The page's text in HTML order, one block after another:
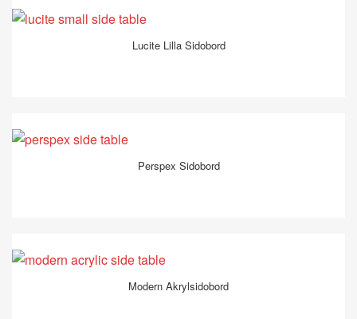
Lucite Lilla Sidobord
Perspex Sidobord
Modern Akrylsidobord